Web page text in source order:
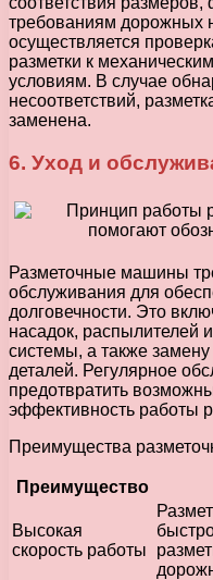
требованиям дорожных
осуществляется
разметки к
условиям. В случае
несоответствий,
заменена.
6. Уход и
Разметочные машины
обслуживания для
долговечности. Это
насадок, распылителей
системы, а также
деталей. Регулярное
предотвратить
эффективность работы
Преимущества
Преимущество
Высокая
скорость работы